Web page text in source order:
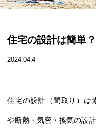
住宅の設計は簡単？
2024.04.4
住宅の設計（間取り）は
や断熱・気密・換気の設